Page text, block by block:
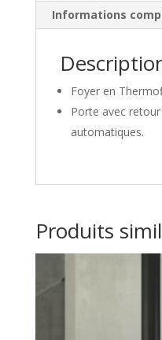
série)Informations
Foyer en
Porte avec
automatiques.
Produits